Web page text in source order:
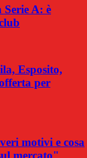
A: è
Esposito,
per
motivi e cosa
mercato"